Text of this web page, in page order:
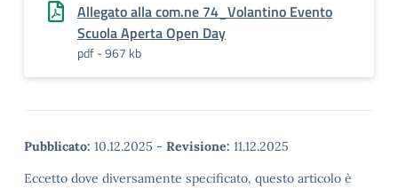
Allegato alla com.ne 74_Volantino Evento
Scuola Aperta Open Day
pdf - 967 kb
Pubblicato: 10.12.2025 - Revisione: 11.12.2025
Eccetto dove diversamente specificato, questo articolo è